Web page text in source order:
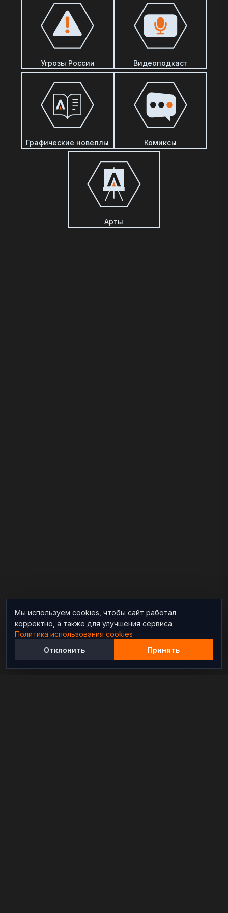
Угрозы России Видеоподкаст
Графические новеллы Комиксы
Арты
Мы используем cookies, чтобы сайт работал
корректно, а также для улучшения сервиса.
Политика использования cookies
Отклонить
Принять